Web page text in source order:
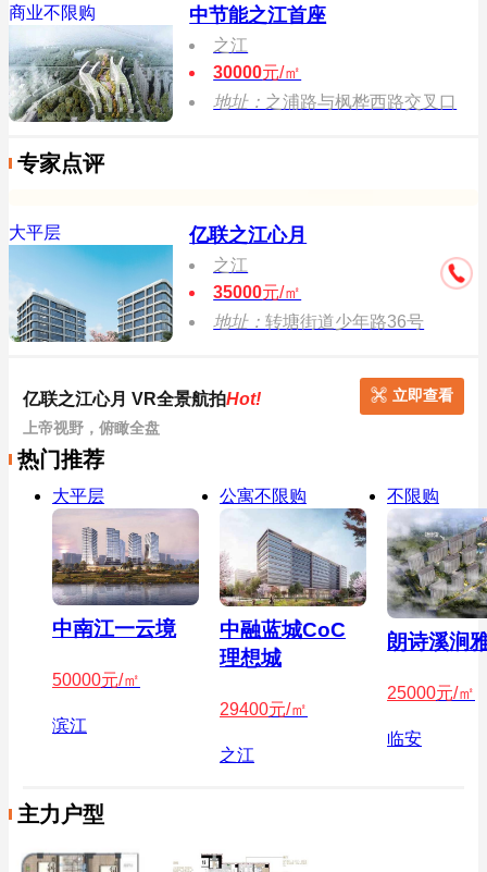
商业不限购 中节能之江首座
之江
30000元/㎡
地址： 之浦路与枫桦西路交叉口
专家点评
大平层 亿联之江心月
之江
35000元/㎡
地址：转塘街道少年路36号
亿联之江心月 VR全景航拍Hot!
上帝视野，俯瞰全盘
立即查看
热门推荐
大平层
中南江一云境
50000元/㎡
滨江
公寓不限购
中融蓝城CoC
理想城
29400元/㎡
之江
不限购
朗诗溪涧
25000元/㎡
临安
主力户型